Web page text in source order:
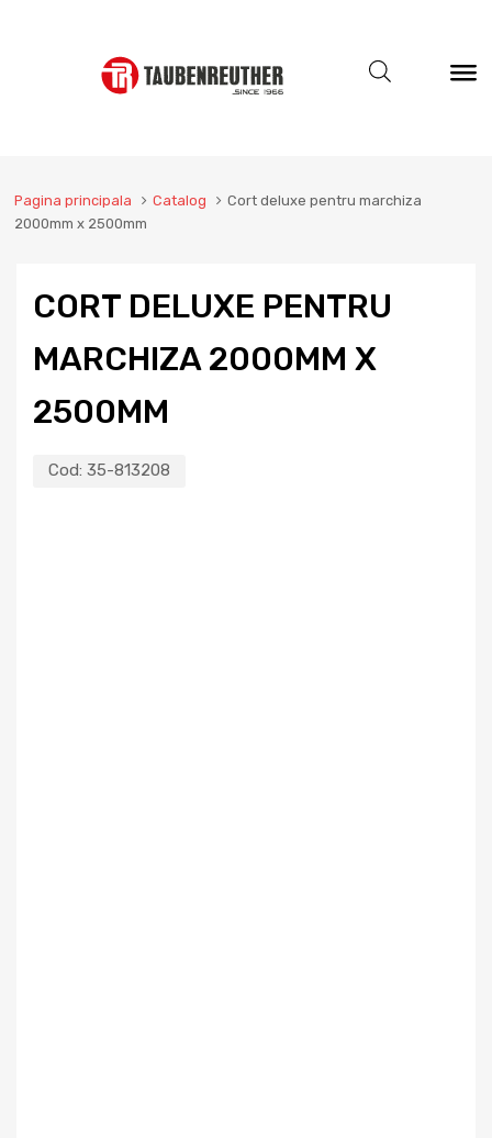
Pagina principala Catalog
Cort deluxe pentru marchiza
2000mm x 2500mm
CORT DELUXE PENTRU
MARCHIZA 2000MM X
2500MM
Cod: 35-813208